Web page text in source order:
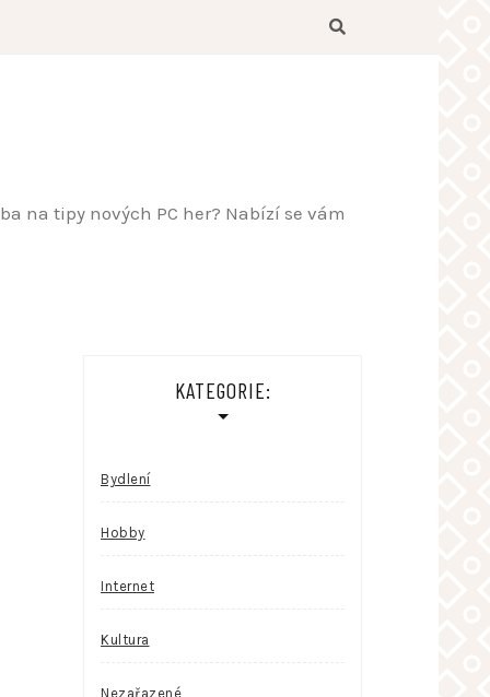
na tipy nových PC her? Nabízí se vám
KATEGORIE:
Bydlení
Hobby
Internet
Kultura
Nezařazené